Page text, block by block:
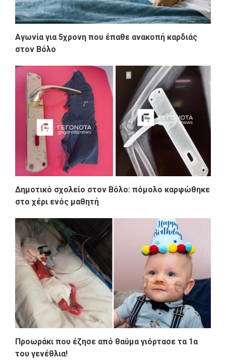
Αγωνία για 5χρονη που έπαθε ανακοπή καρδιάς
στον Βόλο
Δημοτικό σχολείο στον Βόλο: πόμολο καρφώθηκε
στο χέρι ενός μαθητή
Προωράκι που έζησε από θαύμα γιόρτασε τα 1α
του γενέθλια!